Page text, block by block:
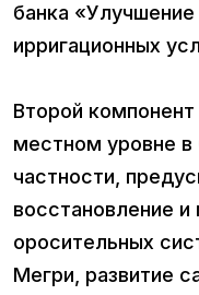
банка
ирригационных
Второй
местном уровне
частности,
восстановление
оросительных
Мегри, развитие